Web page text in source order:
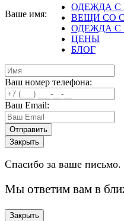
ОДЕЖДА
ВЕЩИ СО
ОДЕЖДА
ЦЕНЫ
БЛОГ
Ваше имя:
Ваш номер телефона:
Ваш Email:
Закрыть
Спасибо за ваше письмо.
Мы ответим вам в
Закрыть